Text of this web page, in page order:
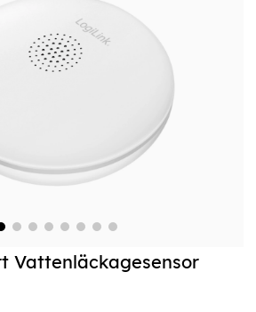
Vattenläckagesensor